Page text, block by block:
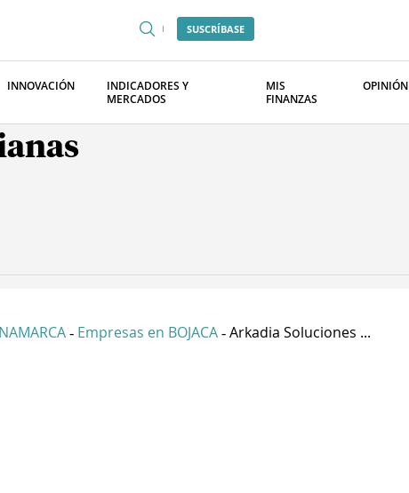
SUSCRÍBASE
INNOVACIÓN
INDICADORES Y
MERCADOS
MIS
FINANZAS
OPINIÓN
- Empresas en BOJACA - Arkadia Soluciones ...